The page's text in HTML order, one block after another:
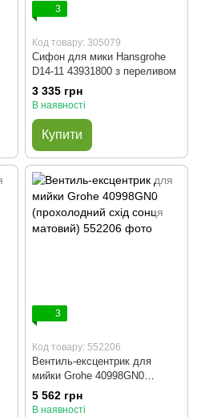
3
Код товару: 305079
Сифон для мики Hansgrohe
D14-11 43931800 з переливом
3 335 грн
В наявності
Купити
3
Код товару: 552206
Вентиль-ексцентрик для
мийки Grohe 40998GN0
(прохолодний схід сонця
матовий)
5 562 грн
В наявності